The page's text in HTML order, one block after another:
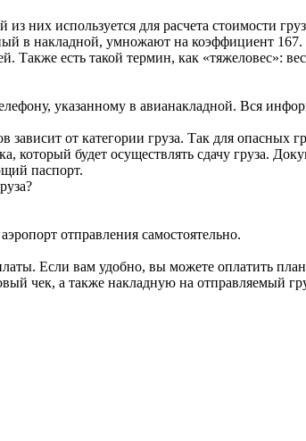
них используется для расчета стоимости
в накладной, умножают на коэффициент
есть такой термин, как «тяжеловес»:
указанному в авианакладной. Вся
от категории груза. Так для опасных
который будет осуществлять сдачу груза.
паспорт.
отправления самостоятельно.
Если вам удобно, вы можете оплатить
чек, а также накладную на отправляемый